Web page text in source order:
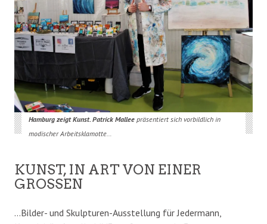
Hamburg zeigt Kunst. Patrick Malleepräsentiert sich vorbildlich in
modischer Arbeitsklamotte…
KUNST, IN ART VON EINER
GROSSEN
…Bilder- und Skulpturen-Ausstellung für Jedermann,